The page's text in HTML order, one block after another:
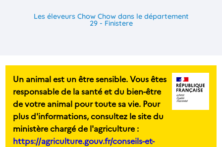
Les éleveurs Chow Chow dans le département
29 - Finistere
Un animal est un être sensible. Vous êtes
responsable de la santé et du bien-être
de votre animal pour toute sa vie. Pour
plus d'informations, consultez le site du
ministère chargé de l'agriculture :
https://agriculture.gouv.fr/conseils-et-